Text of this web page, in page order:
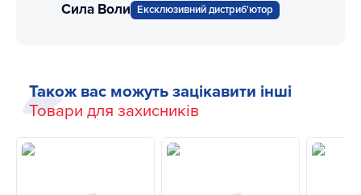
Сила Воли Ексклюзивний дистриб'ютор
Також вас можуть зацікавити інші
Товари для захисників